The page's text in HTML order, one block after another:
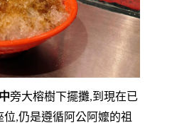
旁大榕樹下擺攤,到現在已
,仍是遵循阿公阿嬤的祖